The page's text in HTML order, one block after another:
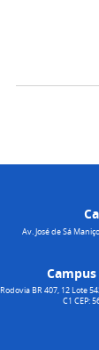
Av. José de Sá
Rodovia BR 407, 12 Lote
C1 CEP: